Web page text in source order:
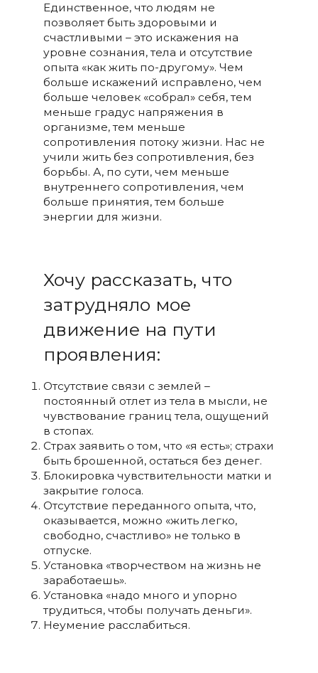
Единственное, что людям не
позволяет быть здоровыми и
счастливыми – это искажения на
уровне сознания, тела и отсутствие
опыта «как жить по-другому». Чем
больше искажений исправлено, чем
больше человек «собрал» себя, тем
меньше градус напряжения в
организме, тем меньше
сопротивления потоку жизни. Нас не
учили жить без сопротивления, без
борьбы. А, по сути, чем меньше
внутреннего сопротивления, чем
больше принятия, тем больше
энергии для жизни.
Хочу рассказать, что
затрудняло мое
движение на пути
проявления:
Отсутствие связи с землей –
постоянный отлет из тела в мысли, не
чувствование границ тела, ощущений
в стопах.
Страх заявить о том, что «я есть»; страхи
быть брошенной, остаться без денег.
Блокировка чувствительности матки и
закрытие голоса.
Отсутствие переданного опыта, что,
оказывается, можно «жить легко,
свободно, счастливо» не только в
отпуске.
Установка «творчеством на жизнь не
заработаешь».
Установка «надо много и упорно
трудиться, чтобы получать деньги».
Неумение расслабиться.